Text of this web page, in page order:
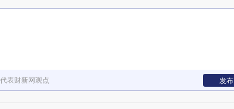
表财新网观点 发布